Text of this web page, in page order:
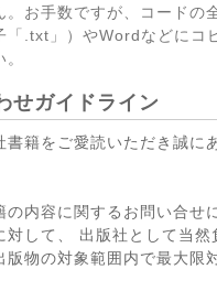
。お手数ですが、コードの
「.txt」）やWordなどにコ
せガイドライン
書籍をご愛読いただき誠に
の内容に関するお問い合せ
対して、 出版社として当然
版物の対象範囲内で最大限